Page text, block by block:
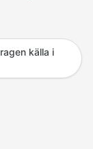
källa i